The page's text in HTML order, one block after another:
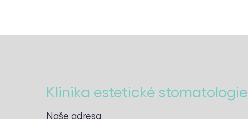
Klinika estetické stomatologie
Naše adresa